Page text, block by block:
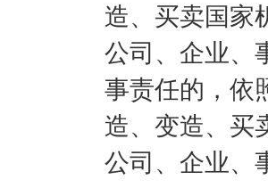
造、买卖国家
公司、企业、
事责任的，依
造、变造、买
公司、企业、